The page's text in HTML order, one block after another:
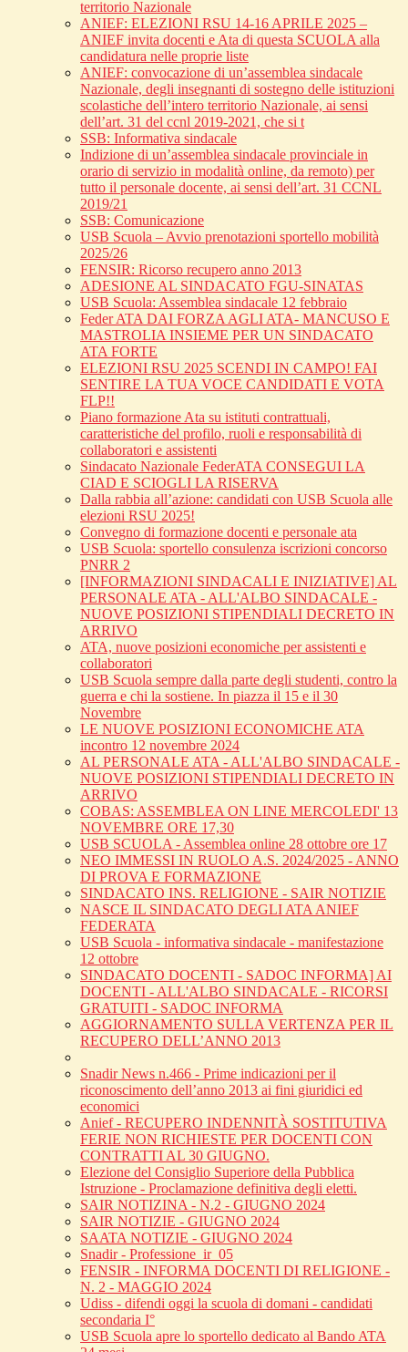
territorio Nazionale
ANIEF: ELEZIONI RSU 14-16 APRILE 2025 –
ANIEF invita docenti e Ata di questa SCUOLA alla
candidatura nelle proprie liste
ANIEF: convocazione di un’assemblea sindacale
Nazionale, degli insegnanti di sostegno delle istituzioni
scolastiche dell’intero territorio Nazionale, ai sensi
dell’art. 31 del ccnl 2019-2021, che si t
SSB: Informativa sindacale
Indizione di un’assemblea sindacale provinciale in
orario di servizio in modalità online, da remoto) per
tutto il personale docente, ai sensi dell’art. 31 CCNL
2019/21
SSB: Comunicazione
USB Scuola – Avvio prenotazioni sportello mobilità
2025/26
FENSIR: Ricorso recupero anno 2013
ADESIONE AL SINDACATO FGU-SINATAS
USB Scuola: Assemblea sindacale 12 febbraio
Feder ATA DAI FORZA AGLI ATA- MANCUSO E
MASTROLIA INSIEME PER UN SINDACATO
ATA FORTE
ELEZIONI RSU 2025 SCENDI IN CAMPO! FAI
SENTIRE LA TUA VOCE CANDIDATI E VOTA
FLP!!
Piano formazione Ata su istituti contrattuali,
caratteristiche del profilo, ruoli e responsabilità di
collaboratori e assistenti
Sindacato Nazionale FederATA CONSEGUI LA
CIAD E SCIOGLI LA RISERVA
Dalla rabbia all’azione: candidati con USB Scuola alle
elezioni RSU 2025!
Convegno di formazione docenti e personale ata
USB Scuola: sportello consulenza iscrizioni concorso
PNRR 2
[INFORMAZIONI SINDACALI E INIZIATIVE] AL
PERSONALE ATA - ALL'ALBO SINDACALE -
NUOVE POSIZIONI STIPENDIALI DECRETO IN
ARRIVO
ATA, nuove posizioni economiche per assistenti e
collaboratori
USB Scuola sempre dalla parte degli studenti, contro la
guerra e chi la sostiene. In piazza il 15 e il 30
Novembre
LE NUOVE POSIZIONI ECONOMICHE ATA
incontro 12 novembre 2024
AL PERSONALE ATA - ALL'ALBO SINDACALE -
NUOVE POSIZIONI STIPENDIALI DECRETO IN
ARRIVO
COBAS: ASSEMBLEA ON LINE MERCOLEDI' 13
NOVEMBRE ORE 17,30
USB SCUOLA - Assemblea online 28 ottobre ore 17
NEO IMMESSI IN RUOLO A.S. 2024/2025 - ANNO
DI PROVA E FORMAZIONE
SINDACATO INS. RELIGIONE - SAIR NOTIZIE
NASCE IL SINDACATO DEGLI ATA ANIEF
FEDERATA
USB Scuola - informativa sindacale - manifestazione
12 ottobre
SINDACATO DOCENTI - SADOC INFORMA] AI
DOCENTI - ALL'ALBO SINDACALE - RICORSI
GRATUITI - SADOC INFORMA
AGGIORNAMENTO SULLA VERTENZA PER IL
RECUPERO DELL’ANNO 2013
Snadir News n.466 - Prime indicazioni per il
riconoscimento dell’anno 2013 ai fini giuridici ed
economici
Anief - RECUPERO INDENNITÀ SOSTITUTIVA
FERIE NON RICHIESTE PER DOCENTI CON
CONTRATTI AL 30 GIUGNO.
Elezione del Consiglio Superiore della Pubblica
Istruzione - Proclamazione definitiva degli eletti.
SAIR NOTIZINA - N.2 - GIUGNO 2024
SAIR NOTIZIE - GIUGNO 2024
SAATA NOTIZIE - GIUGNO 2024
Snadir - Professione_ir_05
FENSIR - INFORMA DOCENTI DI RELIGIONE -
N. 2 - MAGGIO 2024
Udiss - difendi oggi la scuola di domani - candidati
secondaria I°
USB Scuola apre lo sportello dedicato al Bando ATA